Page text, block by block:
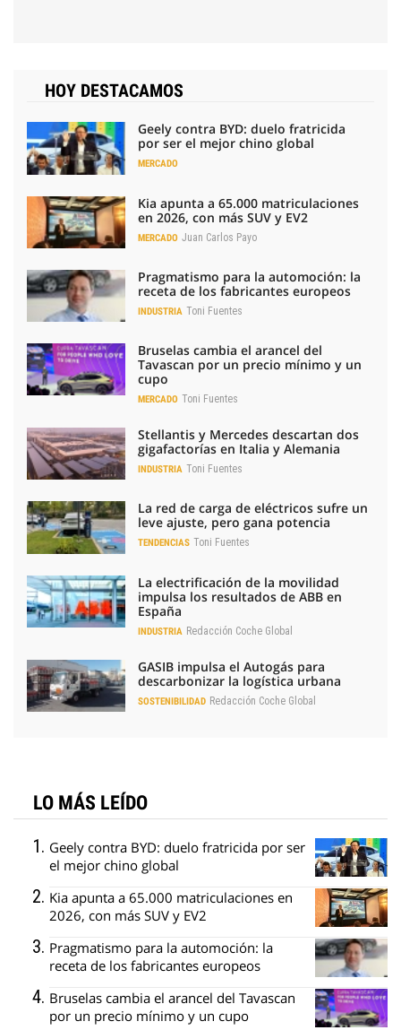
HOY DESTACAMOS
Geely contra BYD: duelo fratricida
por ser el mejor chino global
MERCADO
Kia apunta a 65.000 matriculaciones
en 2026, con más SUV y EV2
MERCADO Juan Carlos Payo
Pragmatismo para la automoción: la
receta de los fabricantes europeos
INDUSTRIA Toni Fuentes
Bruselas cambia el arancel del
Tavascan por un precio mínimo y un
cupo
MERCADO Toni Fuentes
Stellantis y Mercedes descartan dos
gigafactorías en Italia y Alemania
INDUSTRIA Toni Fuentes
La red de carga de eléctricos sufre un
leve ajuste, pero gana potencia
TENDENCIAS Toni Fuentes
La electrificación de la movilidad
impulsa los resultados de ABB en
España
INDUSTRIA Redacción Coche Global
GASIB impulsa el Autogás para
descarbonizar la logística urbana
SOSTENIBILIDAD Redacción Coche Global
LO MÁS LEÍDO
Geely contra BYD: duelo fratricida por ser
el mejor chino global
Kia apunta a 65.000 matriculaciones en
2026, con más SUV y EV2
Pragmatismo para la automoción: la
receta de los fabricantes europeos
Bruselas cambia el arancel del Tavascan
por un precio mínimo y un cupo